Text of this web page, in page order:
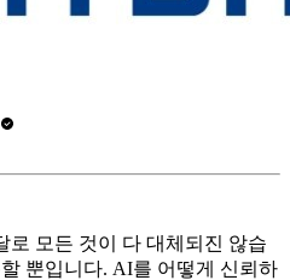
로 모든 것이 다 대체되진 않습
뿐입니다. AI를 어떻게 신뢰하